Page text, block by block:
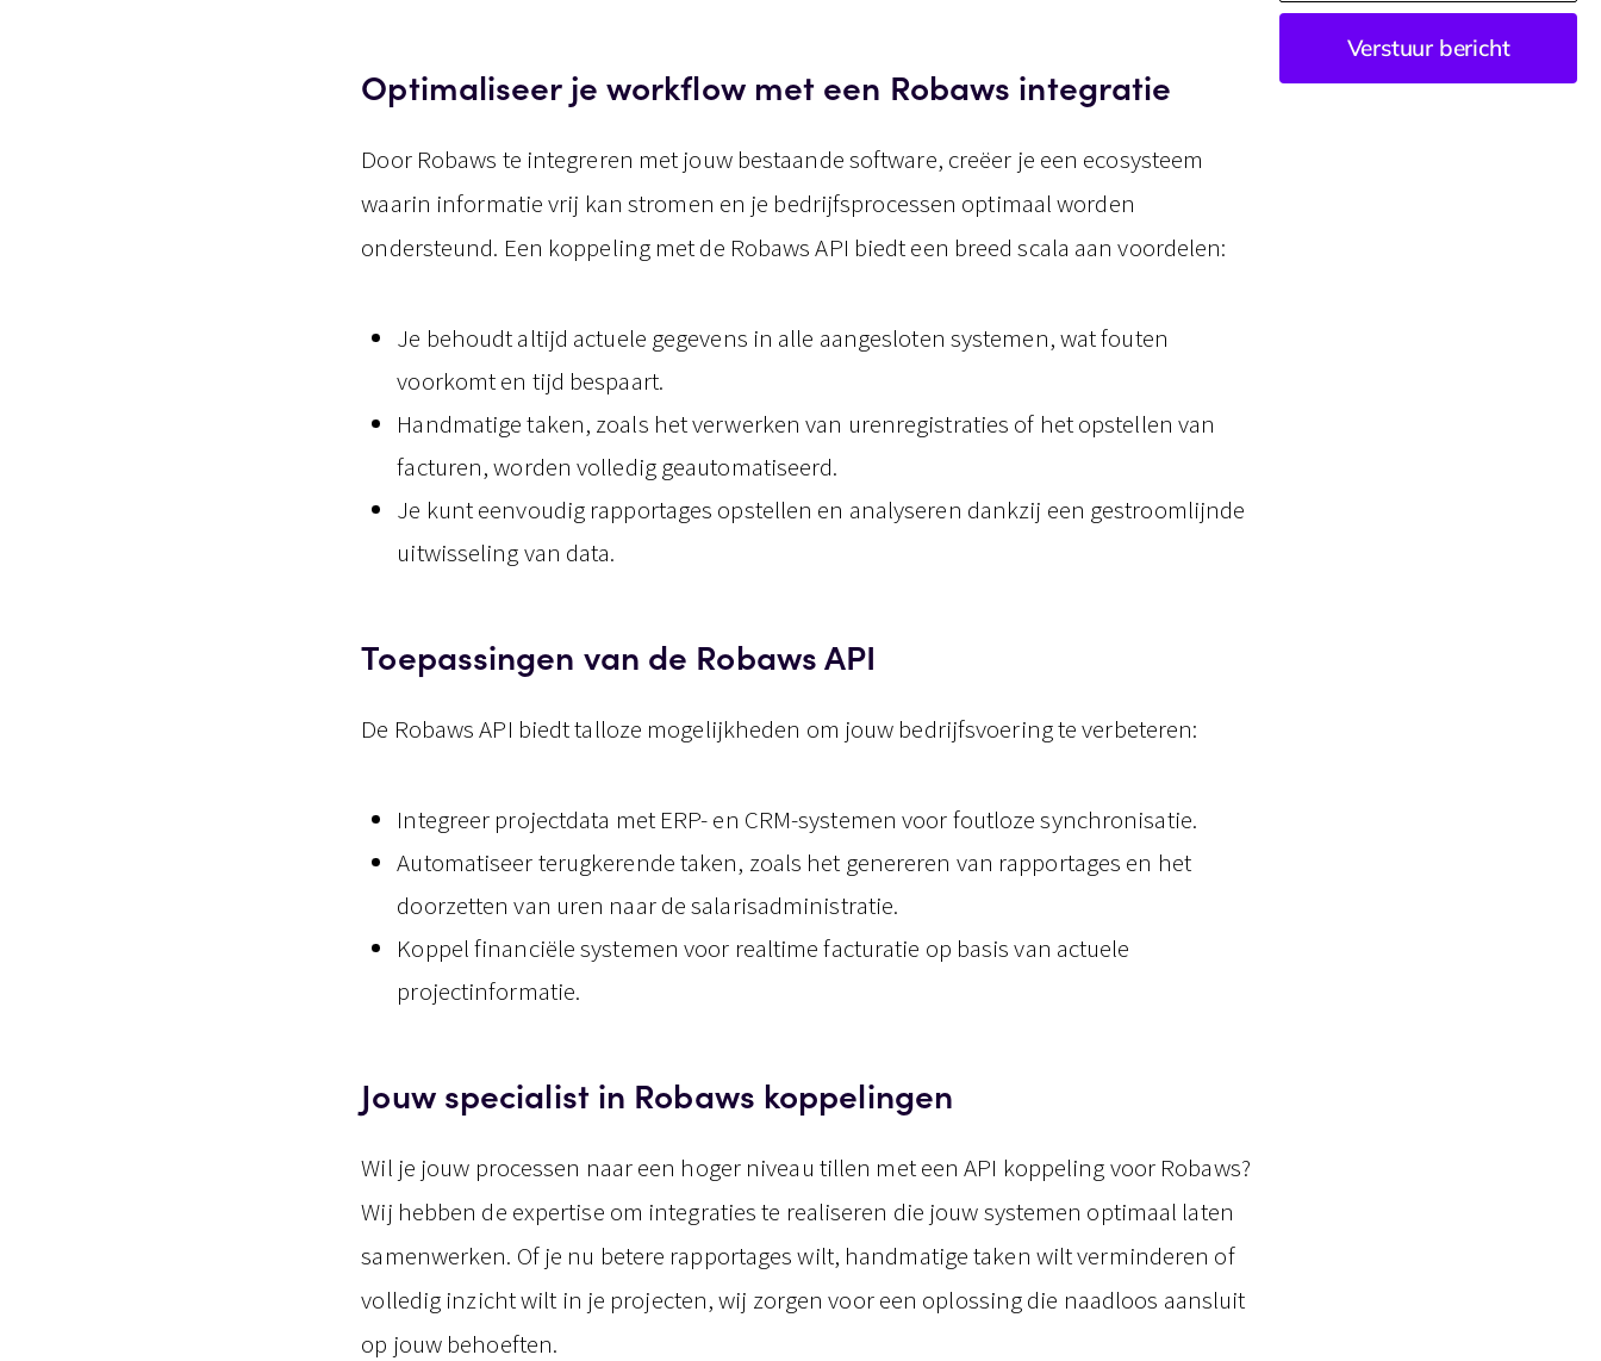
Optimaliseer je workflow met een Robaws integratie
Door Robaws te integreren met jouw bestaande software, creëer je een ecosysteem
waarin informatie vrij kan stromen en je bedrijfsprocessen optimaal worden
ondersteund. Een koppeling met de Robaws API biedt een breed scala aan voordelen:
Je behoudt altijd actuele gegevens in alle aangesloten systemen, wat fouten
voorkomt en tijd bespaart.
Handmatige taken, zoals het verwerken van urenregistraties of het opstellen van
facturen, worden volledig geautomatiseerd.
Je kunt eenvoudig rapportages opstellen en analyseren dankzij een gestroomlijnde
uitwisseling van data.
Toepassingen van de Robaws API
De Robaws API biedt talloze mogelijkheden om jouw bedrijfsvoering te verbeteren:
Integreer projectdata met ERP- en CRM-systemen voor foutloze synchronisatie.
Automatiseer terugkerende taken, zoals het genereren van rapportages en het
doorzetten van uren naar de salarisadministratie.
Koppel financiële systemen voor realtime facturatie op basis van actuele
projectinformatie.
Jouw specialist in Robaws koppelingen
Wil je jouw processen naar een hoger niveau tillen met een API koppeling voor Robaws?
Wij hebben de expertise om integraties te realiseren die jouw systemen optimaal laten
samenwerken. Of je nu betere rapportages wilt, handmatige taken wilt verminderen of
volledig inzicht wilt in je projecten, wij zorgen voor een oplossing die naadloos aansluit
op jouw behoeften.
Verstuur bericht